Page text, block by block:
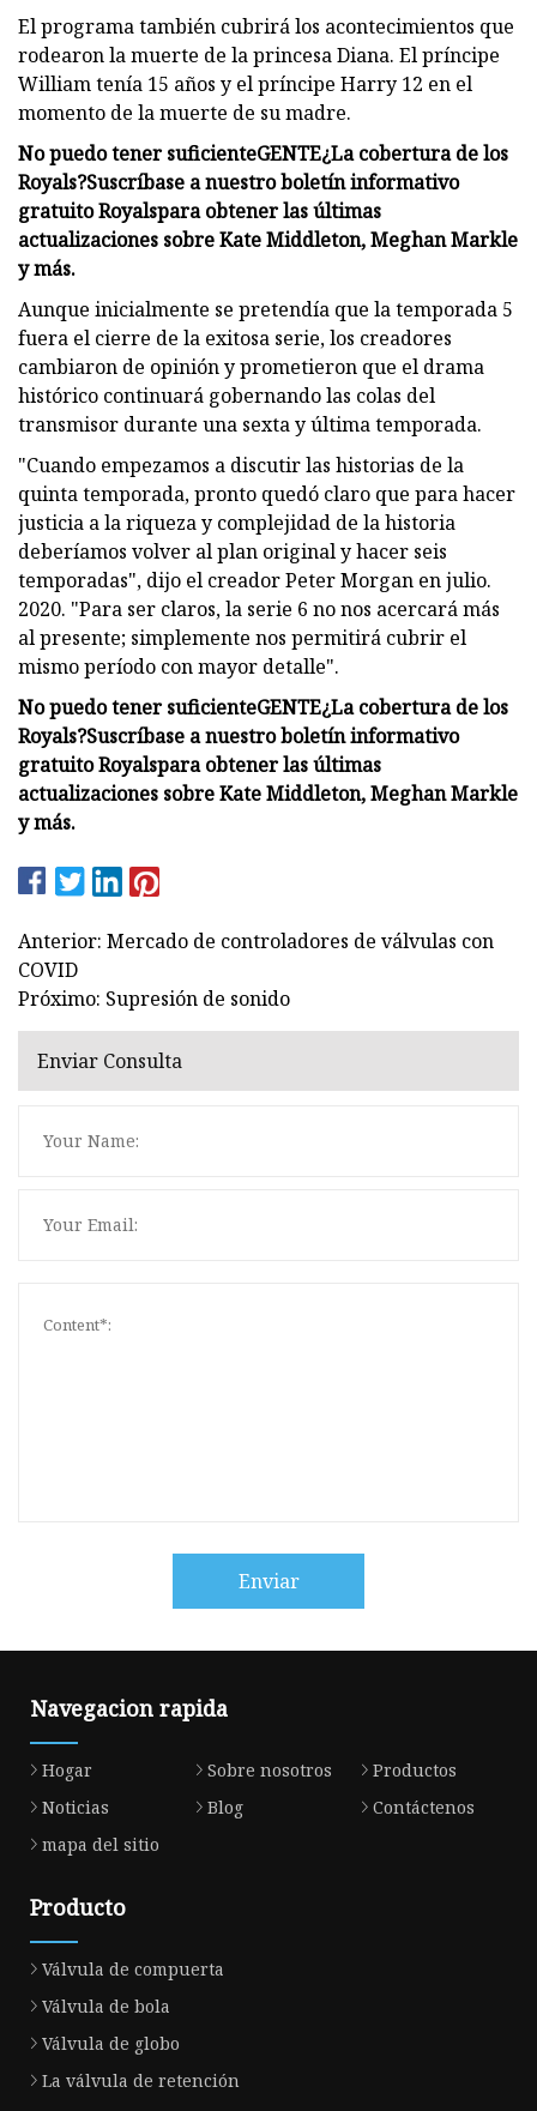
El programa también cubrirá los acontecimientos que
rodearon la muerte de la princesa Diana. El príncipe
William tenía 15 años y el príncipe Harry 12 en el
momento de la muerte de su madre.
No puedo tener suficienteGENTE¿La cobertura de los
Royals?Suscríbase a nuestro boletín informativo
gratuito Royalspara obtener las últimas
actualizaciones sobre Kate Middleton, Meghan Markle
y más.
Aunque inicialmente se pretendía que la temporada 5
fuera el cierre de la exitosa serie, los creadores
cambiaron de opinión y prometieron que el drama
histórico continuará gobernando las colas del
transmisor durante una sexta y última temporada.
"Cuando empezamos a discutir las historias de la
quinta temporada, pronto quedó claro que para hacer
justicia a la riqueza y complejidad de la historia
deberíamos volver al plan original y hacer seis
temporadas", dijo el creador Peter Morgan en julio.
2020. "Para ser claros, la serie 6 no nos acercará más
al presente; simplemente nos permitirá cubrir el
mismo período con mayor detalle".
No puedo tener suficienteGENTE¿La cobertura de los
Royals?Suscríbase a nuestro boletín informativo
gratuito Royalspara obtener las últimas
actualizaciones sobre Kate Middleton, Meghan Markle
y más.
Anterior: Mercado de controladores de válvulas con
COVID
Próximo: Supresión de sonido
Enviar Consulta
Enviar
Navegacion rapida
Hogar Sobre nosotros
Productos
Noticias
Blog
Contáctenos
mapa del sitio
Producto
Válvula de compuerta
Válvula de bola
Válvula de globo
La válvula de retención